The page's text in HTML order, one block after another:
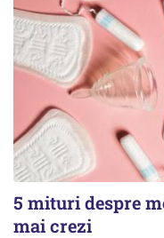
5 mituri despre
mai crezi